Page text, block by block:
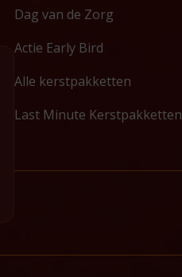
Dag van de Zorg
Actie Early Bird
Alle kerstpakketten
Last Minute Kerstpakketten